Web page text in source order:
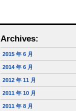
Archives:
2015 年 6 月
2014 年 6 月
2012 年 11 月
2011 年 10 月
2011 年 8 月